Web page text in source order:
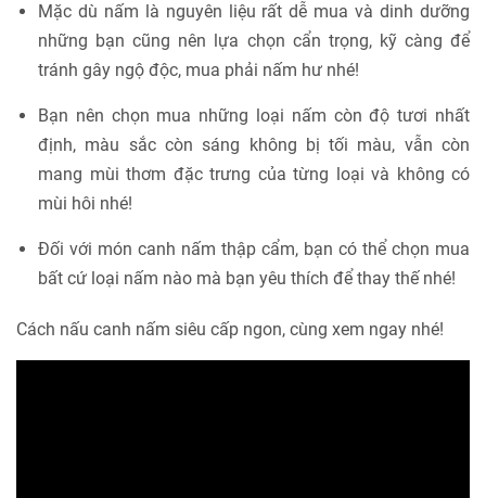
Mặc dù nấm là nguyên liệu rất dễ mua và dinh dưỡng
những bạn cũng nên lựa chọn cẩn trọng, kỹ càng để
tránh gây ngộ độc, mua phải nấm hư nhé!
Bạn nên chọn mua những loại nấm còn độ tươi nhất
định, màu sắc còn sáng không bị tối màu, vẫn còn
mang mùi thơm đặc trưng của từng loại và không có
mùi hôi nhé!
Đối với món canh nấm thập cẩm, bạn có thể chọn mua
bất cứ loại nấm nào mà bạn yêu thích để thay thế nhé!
Cách nấu canh nấm siêu cấp ngon, cùng xem ngay nhé!